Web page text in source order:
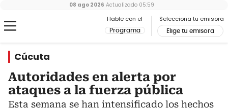
Hable con el
Programa
Selecciona tu emisora
Elige tu emisora
08 ago 2026 Actualizado 05:59
Cúcuta
Autoridades en alerta por
ataques a la fuerza pública
Esta semana se han intensificado los hechos